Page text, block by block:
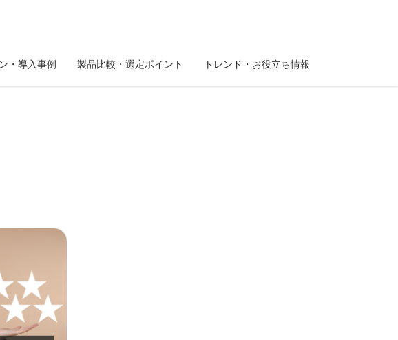
・導入事例 製品比較・選定ポイント トレンド・お役立ち情報